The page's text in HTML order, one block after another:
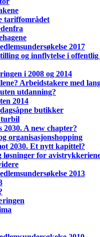
tariffområdet
2017
og innflytelse i
i 2008 og 2014
Arbeidstakere med
utdanning?
2014
butikker
turbil
A new chapter?
organisasjonshopping
2030. Et nytt kapittel?
for
2013